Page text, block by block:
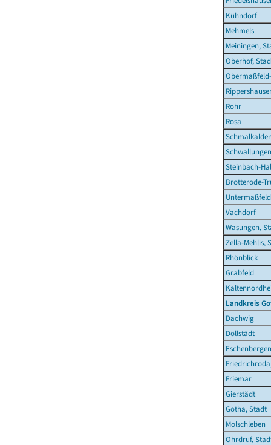
Kühndorf
Mehmels
Meiningen,
Oberhof,
Rohr
Rosa
Schwallungen
Steinbach-
Brotterode-
Untermaßfeld
Vachdorf
Wasungen,
Zella-Mehlis,
Rhönblick
Grabfeld
Landkreis
Dachwig
Döllstädt
Eschenbergen
Friemar
Gierstädt
Gotha, Stadt
Molschleben
Ohrdruf,